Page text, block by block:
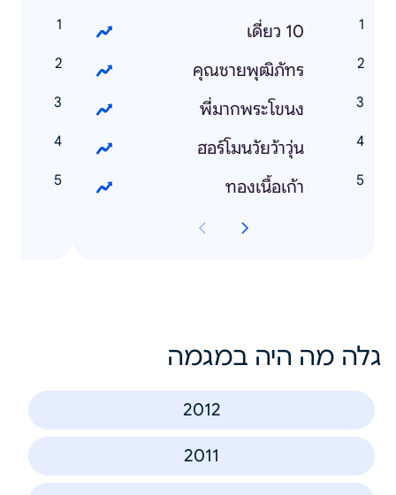
เดี่ยว 10
คุณชายพุฒิภัทร
พี่มากพระโขนง
ฮอร์โมนวัยว้าวุ่น
ทองเนื้อเก้า
גלה מה היה במגמה
2012
2011